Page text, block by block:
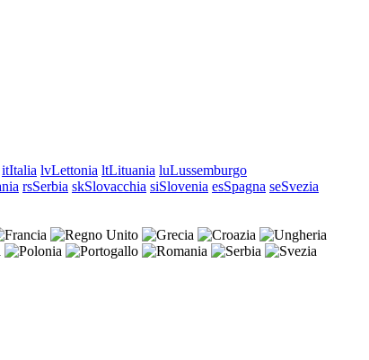
itItalia lvLettonia ltLituania luLussemburgo
rsSerbia skSlovacchia siSlovenia esSpagna seSvezia